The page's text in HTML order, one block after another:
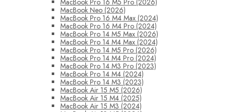
MacBook Pro 16 M5 Pro (2026)
MacBook Neo (2026)
MacBook Pro 16 M4 Max (2024)
MacBook Pro 16 M4 Pro (2024)
MacBook Pro 14 M5 Max (2026)
MacBook Pro 14 M4 Max (2024)
MacBook Pro 14 M5 Pro (2026)
MacBook Pro 14 M4 Pro (2024)
MacBook Pro 14 M3 Pro (2023)
MacBook Pro 14 M4 (2024)
MacBook Pro 14 M3 (2023)
MacBook Air 15 M5 (2026)
MacBook Air 15 M4 (2025)
MacBook Air 15 M3 (2024)